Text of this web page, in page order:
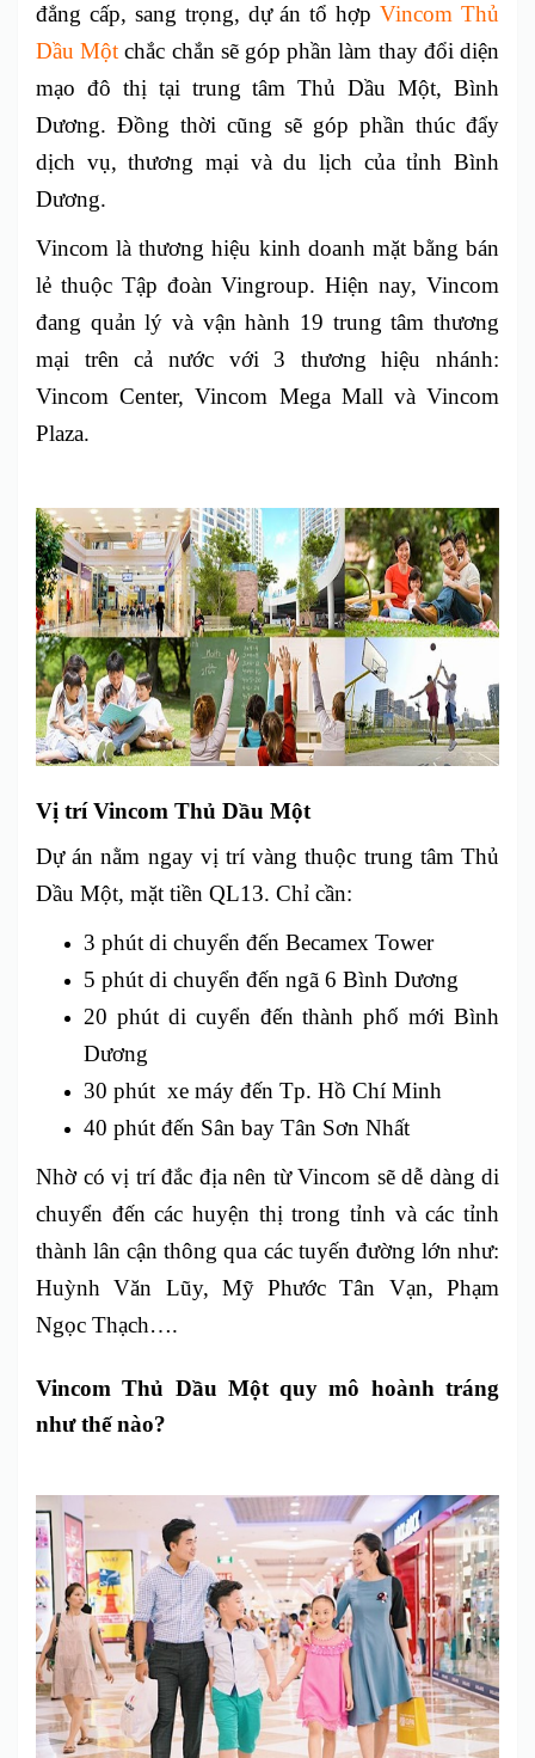
đẳng cấp, sang trọng, dự án tổ hợp Vincom Thủ
Dầu Mộtchắc chắn sẽ góp phần làm thay đổi diện
mạo đô thị tại trung tâm Thủ Dầu Một, Bình
Dương. Đồng thời cũng sẽ góp phần thúc đẩy
dịch vụ, thương mại và du lịch của tỉnh Bình
Dương.
Vincom là thương hiệu kinh doanh mặt bằng bán
lẻ thuộc Tập đoàn Vingroup. Hiện nay, Vincom
đang quản lý và vận hành 19 trung tâm thương
mại trên cả nước với 3 thương hiệu nhánh:
Vincom Center, Vincom Mega Mall và Vincom
Plaza.
Vị trí Vincom Thủ Dầu Một
Dự án nằm ngay vị trí vàng thuộc trung tâm Thủ
Dầu Một, mặt tiền QL13. Chỉ cần:
3 phút di chuyển đến Becamex Tower
5 phút di chuyển đến ngã 6 Bình Dương
20 phút di cuyển đến thành phố mới Bình
Dương
30 phút xe máy đến Tp. Hồ Chí Minh
40 phút đến Sân bay Tân Sơn Nhất
Nhờ có vị trí đắc địa nên từ Vincom sẽ dễ dàng di
chuyển đến các huyện thị trong tỉnh và các tỉnh
thành lân cận thông qua các tuyến đường lớn như:
Huỳnh Văn Lũy, Mỹ Phước Tân Vạn, Phạm
Ngọc Thạch….
Vincom Thủ Dầu Một quy mô hoành tráng
như thế nào?